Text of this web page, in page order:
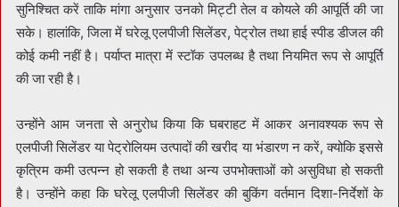
सुनिश्चित करें ताकि मांगा अनुसार उनको मिट्टी तेल व कोयले की आपूर्ति की जा
सके। हालांकि, जिला में घरेलू एलपीजी सिलेंडर, पेट्रोल तथा हाई स्पीड डीजल की
कोई कमी नहीं है। पर्याप्त मात्रा में स्टॉक उपलब्ध है तथा नियमित रूप से आपूर्ति
की जा रही है।
उन्होंने आम जनता से अनुरोध किया कि घबराहट में आकर अनावश्यक रूप से
एलपीजी सिलेंडर या पेट्रोलियम उत्पादों की खरीद या भंडारण न करें, क्योकि इससे
कृत्रिम कमी उत्पन्न हो सकती है तथा अन्य उपभोक्ताओं को असुविधा हो सकती
है। उन्होंने कहा कि घरेलू एलपीजी सिलेंडर की बुकिंग वर्तमान दिशा-निर्देशों के